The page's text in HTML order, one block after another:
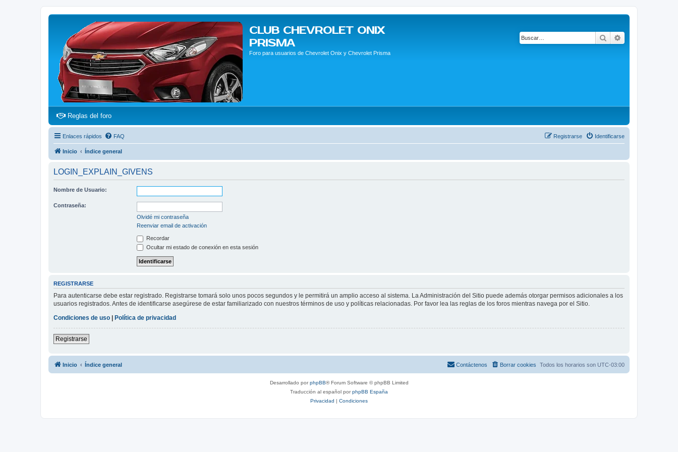
CLUB CHEVROLET ONIX
PRISMA
Foro para usuarios de Chevrolet Onix y Chevrolet Prisma
Buscar
Reglas del foro(Opens a new tab)
Enlaces rápidos FAQ Identificarse
Registrarse
Inicio Índice general
LOGIN_EXPLAIN_GIVENS
Nombre de Usuario:
Contraseña:
Olvidé mi contraseña
Reenviar email de activación
Recordar
Ocultar mi estado de conexión en esta sesión
REGISTRARSE
Para autenticarse debe estar registrado. Registrarse tomará solo unos pocos segundos y le permitirá un amplio acceso al sistema. La Administración del Sitio puede además otorgar permisos adicionales a los
usuarios registrados. Antes de identificarse asegúrese de estar familiarizado con nuestros términos de uso y políticas relacionadas. Por favor lea las reglas de los foros mientras navega por el Sitio.
Condiciones de uso | Política de privacidad
Registrarse
Inicio Índice general Todos los horarios son UTC-03:00
Borrar cookies
Contáctenos
Desarrollado porphpBB® Forum Software © phpBB Limited
Traducción al español porphpBB España
Privacidad | Condiciones